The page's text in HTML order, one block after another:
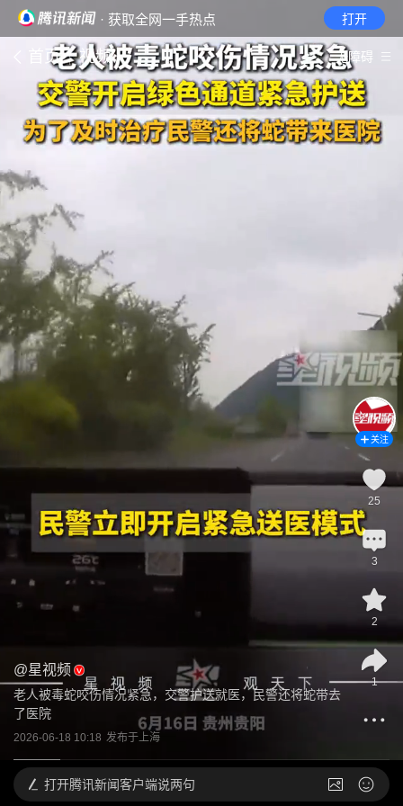
· 获取全网一手热点 打开
首页 视频 无障碍
@星视频
老人被毒蛇咬伤情况紧急，交警护送就医，民警还将蛇带去
了医院
2026-06-18 10:18 发布于上海
关注
25
3
2
1
打开腾讯新闻客户端说两句